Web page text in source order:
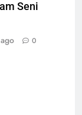
Seni
0